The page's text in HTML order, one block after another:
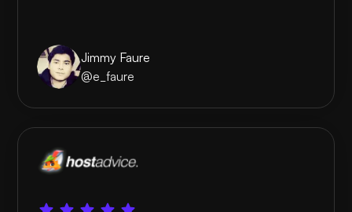
Jimmy Faure
@e_faure